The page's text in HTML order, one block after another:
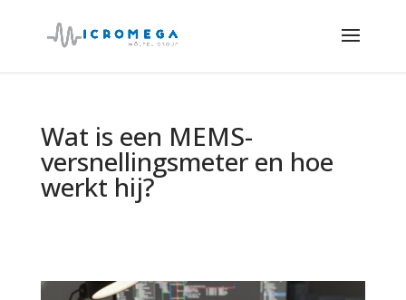
Wat is een MEMS-
versnellingsmeter en hoe
werkt hij?